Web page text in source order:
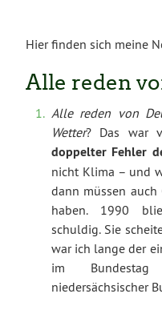
Hier finden sich meine
Alle reden
Alle reden von
Wetter? Das war
doppelter Fehler
nicht Klima – und
dann müssen
haben. 1990
schuldig. Sie
war ich lange der
im
niedersächsischer